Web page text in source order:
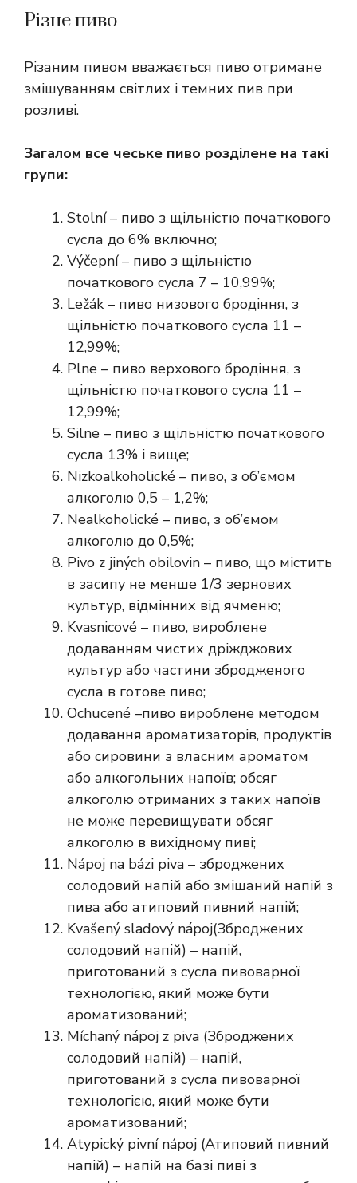
Різне пиво
Різаним пивом вважається пиво отримане
змішуванням світлих і темних пив при
розливі.
Загалом все чеське пиво розділене на такі
групи:
Stolní – пиво з щільністю початкового
сусла до 6% включно;
Výčepní – пиво з щільністю
початкового сусла 7 – 10,99%;
Ležák – пиво низового бродіння, з
щільністю початкового сусла 11 –
12,99%;
Plne – пиво верхового бродіння, з
щільністю початкового сусла 11 –
12,99%;
Silne – пиво з щільністю початкового
сусла 13% і вище;
Nizkoalkoholické – пиво, з об’ємом
алкоголю 0,5 – 1,2%;
Nealkoholické – пиво, з об’ємом
алкоголю до 0,5%;
Pivo z jiných obilovin – пиво, що містить
в засипу не менше 1/3 зернових
культур, відмінних від ячменю;
Kvasnicové – пиво, вироблене
додаванням чистих дріжджових
культур або частини збродженого
сусла в готове пиво;
Ochucené –пиво вироблене методом
додавання ароматизаторів, продуктів
або сировини з власним ароматом
або алкогольних напоїв; обсяг
алкоголю отриманих з таких напоїв
не може перевищувати обсяг
алкоголю в вихідному пиві;
Nápoj na bázi piva – зброджених
солодовий напій або змішаний напій з
пива або атиповий пивний напій;
Kvašený sladový nápoj(Зброджених
солодовий напій) – напій,
приготований з сусла пивоварної
технологією, який може бути
ароматизований;
Míchaný nápoj z piva (Зброджених
солодовий напій) – напій,
приготований з сусла пивоварної
технологією, який може бути
ароматизований;
Atypický pivní nápoj (Атиповий пивний
напій) – напій на базі пиві з